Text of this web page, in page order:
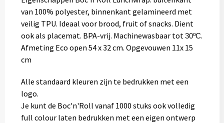
van 100% polyester, binnenkant gelamineerd met
veilig TPU. Ideaal voor brood, fruit of snacks. Dient
ook als placemat. BPA-vrij. Machinewasbaar tot30ºC.
Afmeting Eco open 54 x 32 cm. Opgevouwen 11x 15
cm
Alle standaard kleuren zijn te bedrukken met een
logo.
Je kunt de Boc'n'Roll vanaf 1000 stuks ook volledig
full colour laten bedrukken met een eigen ontwerp